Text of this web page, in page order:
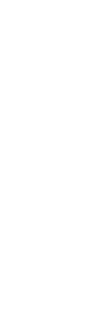
personales con
tratamiento de datos
constantemente
exhaustiva
más difícil que
española,
autoexcluidos no
transacciones,